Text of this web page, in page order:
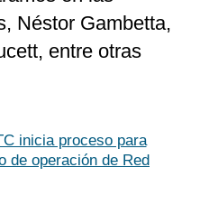
Néstor Gambetta,
entre otras
inicia proceso para
de operación de Red